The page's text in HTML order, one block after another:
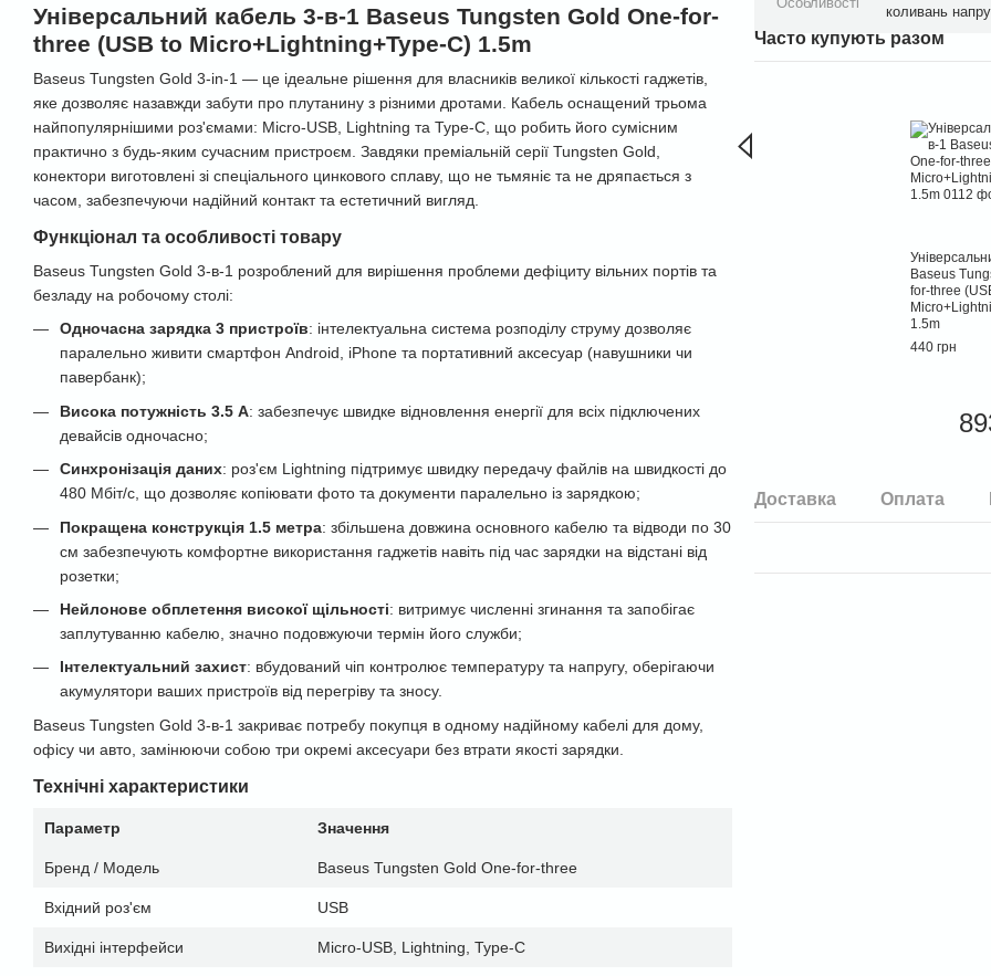
Універсальний кабель 3-в-1 Baseus Tungsten Gold One-for-
three (USB to Micro+Lightning+Type-C) 1.5m
Baseus Tungsten Gold 3-in-1 — це ідеальне рішення для власників великої кількості гаджетів,
яке дозволяє назавжди забути про плутанину з різними дротами. Кабель оснащений трьома
найпопулярнішими роз'ємами: Micro-USB, Lightning та Type-C, що робить його сумісним
практично з будь-яким сучасним пристроєм. Завдяки преміальній серії Tungsten Gold,
конектори виготовлені зі спеціального цинкового сплаву, що не тьмяніє та не дряпається з
часом, забезпечуючи надійний контакт та естетичний вигляд.
Функціонал та особливості товару
Baseus Tungsten Gold 3-в-1 розроблений для вирішення проблеми дефіциту вільних портів та
безладу на робочому столі:
Одночасна зарядка 3 пристроїв: інтелектуальна система розподілу струму дозволяє
паралельно живити смартфон Android, iPhone та портативний аксесуар (навушники чи
павербанк);
Висока потужність 3.5 А: забезпечує швидке відновлення енергії для всіх підключених
девайсів одночасно;
Синхронізація даних: роз'єм Lightning підтримує швидку передачу файлів на швидкості до
480 Мбіт/с, що дозволяє копіювати фото та документи паралельно із зарядкою;
Покращена конструкція 1.5 метра: збільшена довжина основного кабелю та відводи по 30
см забезпечують комфортне використання гаджетів навіть під час зарядки на відстані від
розетки;
Нейлонове обплетення високої щільності: витримує численні згинання та запобігає
заплутуванню кабелю, значно подовжуючи термін його служби;
Інтелектуальний захист: вбудований чіп контролює температуру та напругу, оберігаючи
акумулятори ваших пристроїв від перегріву та зносу.
Baseus Tungsten Gold 3-в-1 закриває потребу покупця в одному надійному кабелі для дому,
офісу чи авто, замінюючи собою три окремі аксесуари без втрати якості зарядки.
Технічні характеристики
Параметр Значення
Бренд / Модель Baseus Tungsten Gold One-for-three
Вхідний роз'єм USB
Вихідні інтерфейси Micro-USB, Lightning, Type-C
коливань
Часто купують разом
Baseus
for-three
1.5m
440 грн
Доставка Оплата